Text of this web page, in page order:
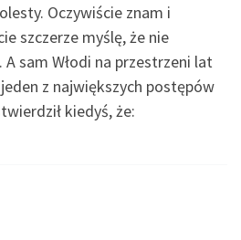
Oczywiście znam i
szczerze myślę, że nie
A sam Włodi na przestrzeni lat
z największych postępów
kiedyś, że: